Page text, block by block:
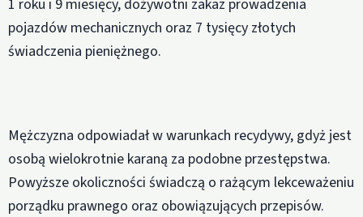
1 roku i 9 miesięcy, dożywotni zakaz prowadzenia
pojazdów mechanicznych oraz 7 tysięcy złotych
świadczenia pieniężnego.
Mężczyzna odpowiadał w warunkach recydywy, gdyż jest
osobą wielokrotnie karaną za podobne przestępstwa.
Powyższe okoliczności świadczą o rażącym lekceważeniu
porządku prawnego oraz obowiązujących przepisów.